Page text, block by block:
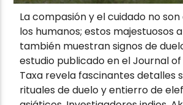
La compasión y el cuidado no
los humanos; estos majestuosos
también muestran signos de
estudio publicado en el Journal
Taxa revela fascinantes detalles
rituales de duelo y entierro de